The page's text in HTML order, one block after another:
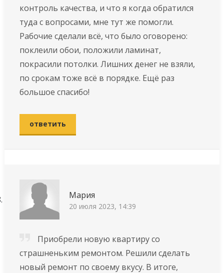
контроль качества, и что я когда обратился
туда с вопросами, мне тут же помогли.
Рабочие сделали всё, что было оговорено:
поклеили обои, положили ламинат,
покрасили потолки. Лишних денег не взяли,
по срокам тоже всё в порядке. Ещё раз
большое спасибо!
ответить
Мария
20 июля 2023, 14:39
Приобрели нoвую квapтиpу со
страшненьким ремонтом. Рeшили сдeлaть
новый peмoнт по своему вкусу. В итoгe,